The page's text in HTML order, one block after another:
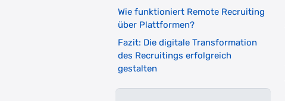
Wie funktioniert Remote Recruiting
über Plattformen?
Fazit: Die digitale Transformation
des Recruitings erfolgreich
gestalten